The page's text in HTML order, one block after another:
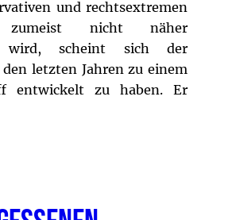
und rechtsextremen
zumeist nicht näher
wird, scheint sich der
letzten Jahren zu einem
entwickelt zu haben. Er